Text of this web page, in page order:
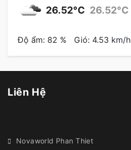
26.52°C 26.52°C
Độ ẩm: 82 % Gió: 4.53 km/h
Liên Hệ
Novaworld Phan Thiet